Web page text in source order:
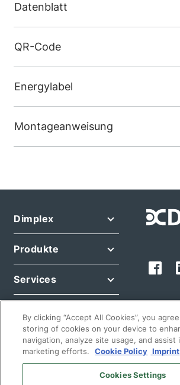
Datenblatt
QR-Code
Energylabel
Montageanweisung
Dimplex
Produkte
Services
By clicking “Accept All Cookies”, you
storing of cookies on your device to
navigation, analyze site usage, and assist
marketing efforts.
Cookie Policy Imprint
Cookies Settings